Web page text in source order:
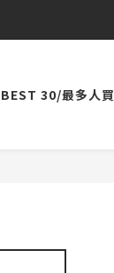
BEST 30/最多人買